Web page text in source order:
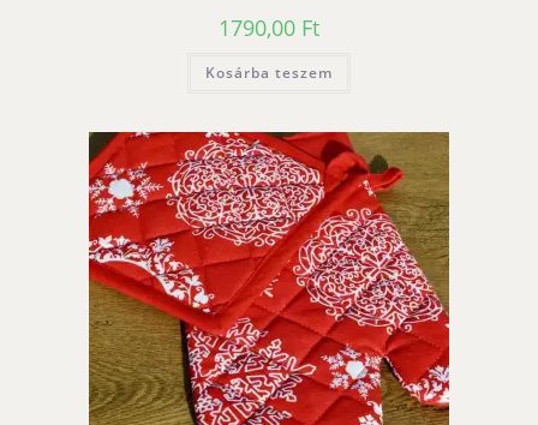
1790,00 Ft
Kosárba teszem